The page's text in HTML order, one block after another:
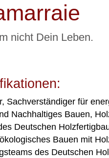
nicht Dein Leben.
Sachverständiger für
Nachhaltiges Bauen,
Deutschen
Bauen mit
des Deutschen